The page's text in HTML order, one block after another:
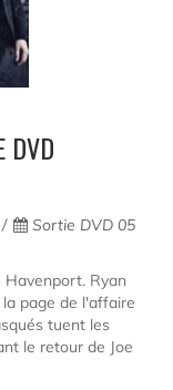
DVD
Sortie DVD 05
Havenport. Ryan
page de l'affaire
tuent les
le retour de Joe